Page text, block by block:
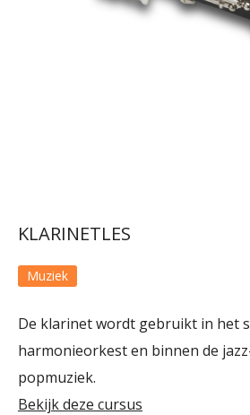
KLARINETLES
Muziek
De klarinet wordt gebruikt in het
harmonieorkest en binnen de
popmuziek.
Bekijk deze cursus